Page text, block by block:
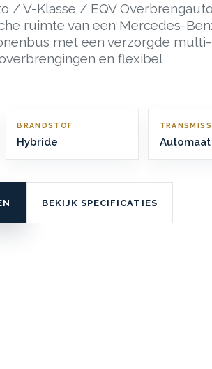
/ V-Klasse / EQV
ruimte van een Mercedes-
met een verzorgde multi-
en flexibel
BRANDSTOF
Hybride Automaat
BEKIJK SPECIFICATIES